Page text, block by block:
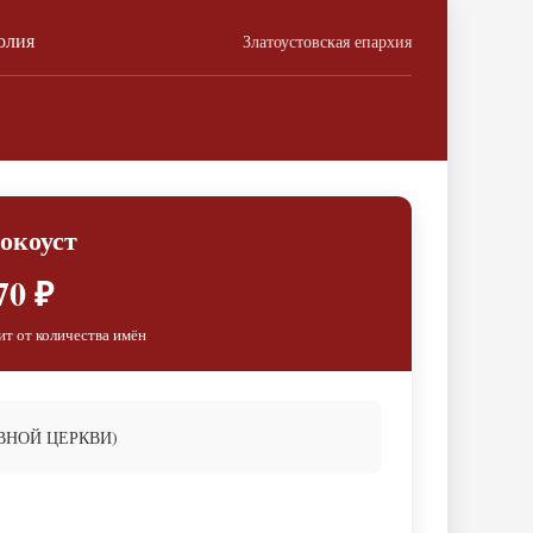
Златоустовская епархия
₽
от количества имён
ЦЕРКВИ)